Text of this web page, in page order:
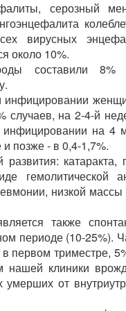
серозный
вирусных
около 10%.
составили 8%
инфицировании
случаев, на 2-4-й
на 4
позже - в 0,4-1,7%.
катаракта,
гемолитической
низкой массы
также
периоде (10-25%).
первом триместре,
клиники
умерших от